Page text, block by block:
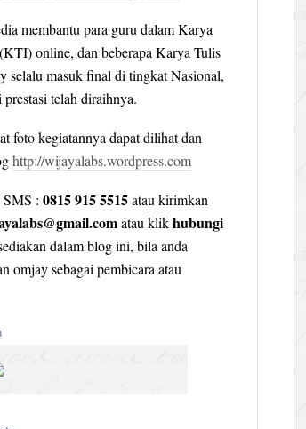
membantu para guru dalam Karya
online, dan beberapa Karya Tulis
selalu masuk final di tingkat Nasional,
prestasi telah diraihnya.
foto kegiatannya dapat dilihat dan
http://wijayalabs.wordpress.com
: 0815 915 5515atau kirimkan
atau klikhubungi
dalam blog ini, bila anda
omjay sebagai pembicara atau